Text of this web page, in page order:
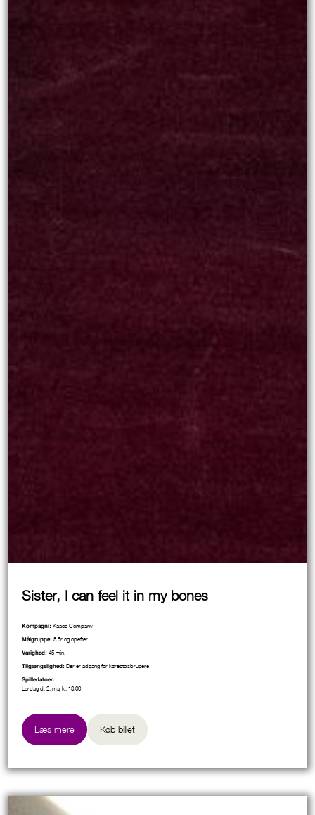
Sister, I can feel it in my bones
Kompagni: Kaaos Company
Målgruppe: 8 år og opefter
Varighed: 45 min.
Tilgængelighed: Der er adgang for kørestolsbrugere
Spilledatoer:
Lørdag d. 2. maj kl. 18:00
Læs mere Køb billet